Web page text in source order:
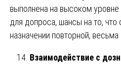
выполнена на высоком уровне
для допроса, шансы на то, что
назначении повторной,
Взаимодействие с